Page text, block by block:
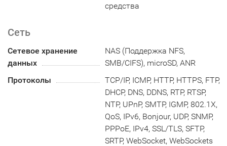
средства
Сеть
Сетевое хранение
данных
NAS (Поддержка NFS,
SMB/CIFS), microSD, ANR
Протоколы
TCP/IP, ICMP, HTTP, HTTPS, FTP,
DHCP, DNS, DDNS, RTP, RTSP,
NTP, UPnP, SMTP, IGMP, 802.1X,
QoS, IPv6, Bonjour, UDP, SNMP,
PPPoE, IPv4, SSL/TLS, SFTP,
SRTP, WebSocket, WebSockets